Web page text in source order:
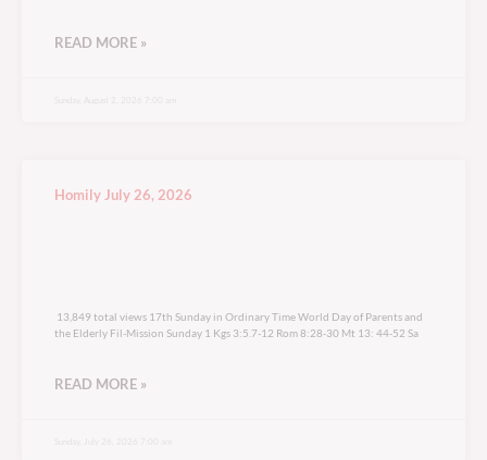
READ MORE »
Homily July 26, 2026
13,849 total views 17th Sunday in Ordinary Time World Day of Parents and
the Elderly Fil-Mission Sunday 1 Kgs 3:5.7-12 Rom 8:28-30 Mt 13: 44-52 Sa
READ MORE »